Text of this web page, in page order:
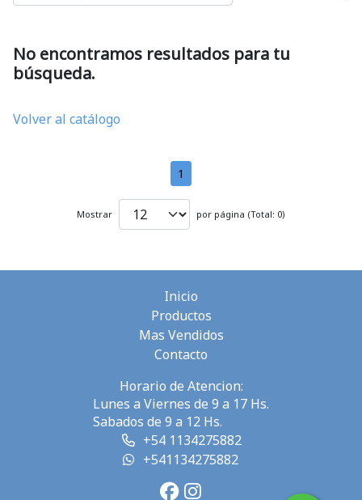
No encontramos resultados para tu
búsqueda.
Volver al catálogo
1
Mostrar por página (Total: 0)
Inicio
Productos
Mas Vendidos
Contacto
Horario de Atencion:
Lunes a Viernes de 9 a 17 Hs.
Sabados de 9 a 12 Hs.
+54 1134275882
+541134275882